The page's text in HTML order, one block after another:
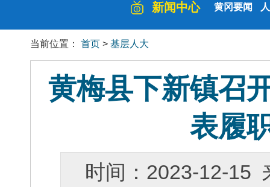
新闻中心 黄冈要闻
当前位置： 首页 > 基层人大
黄梅县下新镇召
表履
时间：2023-12-